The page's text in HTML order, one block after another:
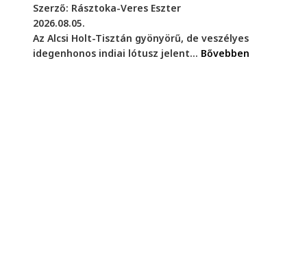
Szerző: Rásztoka-Veres Eszter
2026.08.05.
Az Alcsi Holt-Tisztán gyönyörű, de veszélyes
idegenhonos indiai lótusz jelent... Bővebben